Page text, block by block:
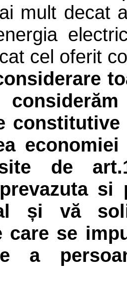
mult decat
cel oferit
de
si
și vă
care se
a